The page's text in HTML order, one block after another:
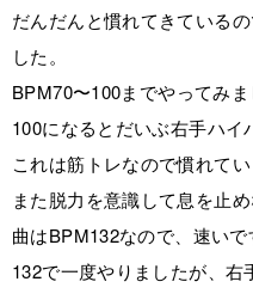
だんだんと慣れてきている
した。
BPM70〜100までやってみま
100になるとだいぶ右手ハイ
これは筋トレなので慣れてい
また脱力を意識して息を止
曲はBPM132なので、速いで
132で一度やりましたが、右